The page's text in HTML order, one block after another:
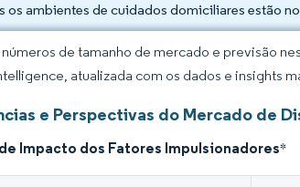
os ambientes de cuidados domiciliares estão
números de tamanho de mercado e previsão
atualizada com os dados e insights
e Perspectivas do Mercado de
Impacto dos Fatores Impulsionadores*